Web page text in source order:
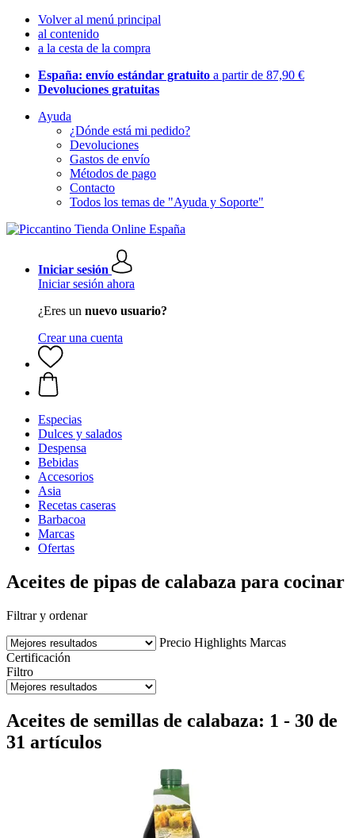
Volver al menú principal
al contenido
a la cesta de la compra
España: envío estándar gratuito a partir de 87,90 €
Devoluciones gratuitas
Ayuda
¿Dónde está mi pedido?
Devoluciones
Gastos de envío
Métodos de pago
Contacto
Todos los temas de "Ayuda y Soporte"
Iniciar sesión
Iniciar sesión ahora
¿Eres un nuevo usuario?
Crear una cuenta
Especias
Dulces y salados
Despensa
Bebidas
Accesorios
Asia
Recetas caseras
Barbacoa
Marcas
Ofertas
Aceites de pipas de calabaza para cocinar
Filtrar y ordenar
Precio Highlights Marcas
Certificación
Filtro
Aceites de semillas de calabaza: 1 - 30 de
31 artículos